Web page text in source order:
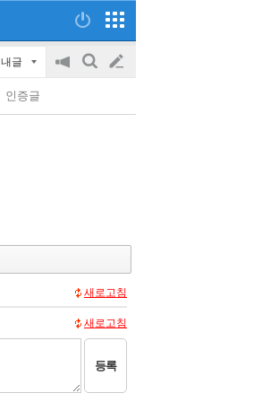
내글
공
on/off
검
글
쓰
인증글
새로고침
새로고침
등록